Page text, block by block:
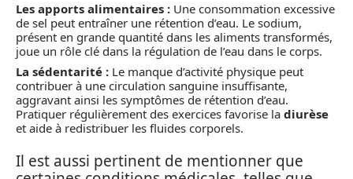
Les apports alimentaires : Une consommation excessive
de sel peut entraîner une rétention d’eau. Le sodium,
présent en grande quantité dans les aliments transformés,
joue un rôle clé dans la régulation de l’eau dans le corps.
La sédentarité : Le manque d’activité physique peut
contribuer à une circulation sanguine insuffisante,
aggravant ainsi les symptômes de rétention d’eau.
Pratiquer régulièrement des exercices favorise la diurèse
et aide à redistribuer les fluides corporels.
Il est aussi pertinent de mentionner que